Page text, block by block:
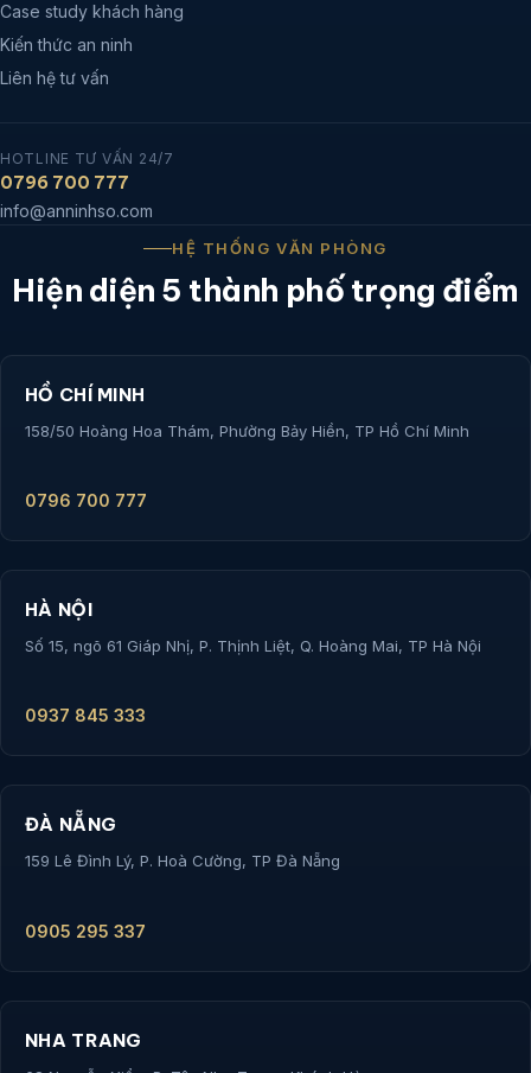
Case study khách hàng
Kiến thức an ninh
Liên hệ tư vấn
HOTLINE TƯ VẤN 24/7
0796 700 777
info@anninhso.com
HỆ THỐNG VĂN PHÒNG
Hiện diện 5 thành phố trọng điểm
HỒ CHÍ MINH
158/50 Hoàng Hoa Thám, Phường Bảy Hiền, TP Hồ Chí Minh
0796 700 777
HÀ NỘI
Số 15, ngõ 61 Giáp Nhị, P. Thịnh Liệt, Q. Hoàng Mai, TP Hà Nội
0937 845 333
ĐÀ NẴNG
159 Lê Đình Lý, P. Hoà Cường, TP Đà Nẵng
0905 295 337
NHA TRANG